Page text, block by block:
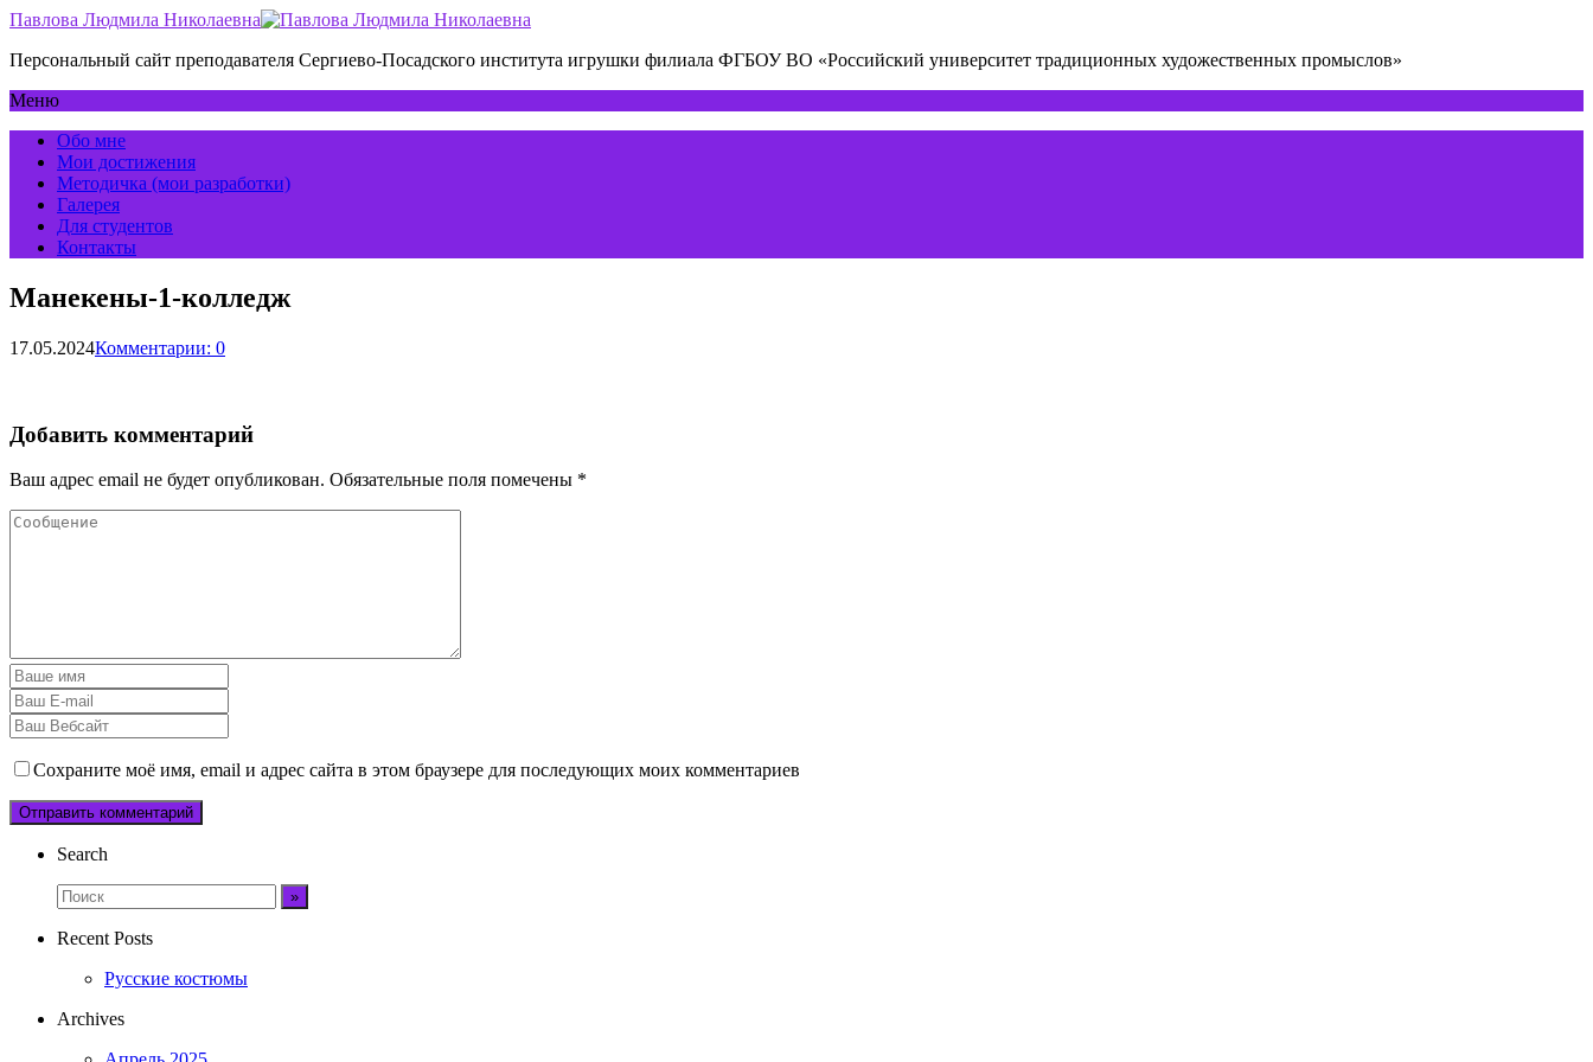
Павлова Людмила Николаевна
Персональный сайт преподавателя Сергиево-Посадского института игрушки филиала ФГБОУ ВО «Российский университет традиционных художественных промыслов»
Меню
Обо мне
Мои достижения
Методичка (мои разработки)
Галерея
Для студентов
Контакты
Манекены-1-колледж
17.05.2024Комментарии: 0
Добавить комментарий
Ваш адрес email не будет опубликован. Обязательные поля помечены *
Сохраните моё имя, email и адрес сайта в этом браузере для последующих моих комментариев
Search
Recent Posts
Русские костюмы
Archives